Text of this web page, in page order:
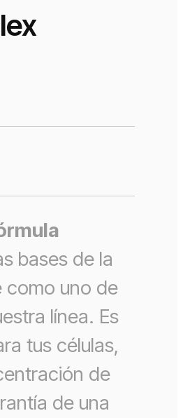
bases de la
como uno de
línea. Es
tus células,
de
de una